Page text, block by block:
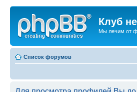
Клуб
Мы лечим от
Список форумов